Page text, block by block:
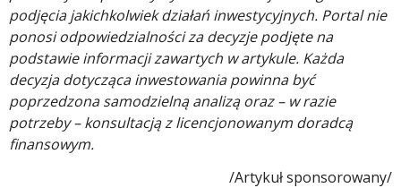
podjęcia jakichkolwiek działań inwestycyjnych. Portal nie
ponosi odpowiedzialności za decyzje podjęte na
podstawie informacji zawartych w artykule. Każda
decyzja dotycząca inwestowania powinna być
poprzedzona samodzielną analizą oraz – w razie
potrzeby – konsultacją z licencjonowanym doradcą
finansowym.
/Artykuł sponsorowany/